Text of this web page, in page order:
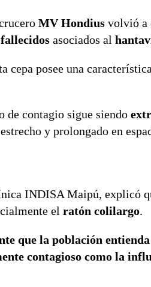
MV Hondius volvió a
asociados al
cepa posee una
de contagio sigue siendo
y prolongado en
INDISA Maipú, explicó
el ratón colilargo.
que la población
contagioso como la